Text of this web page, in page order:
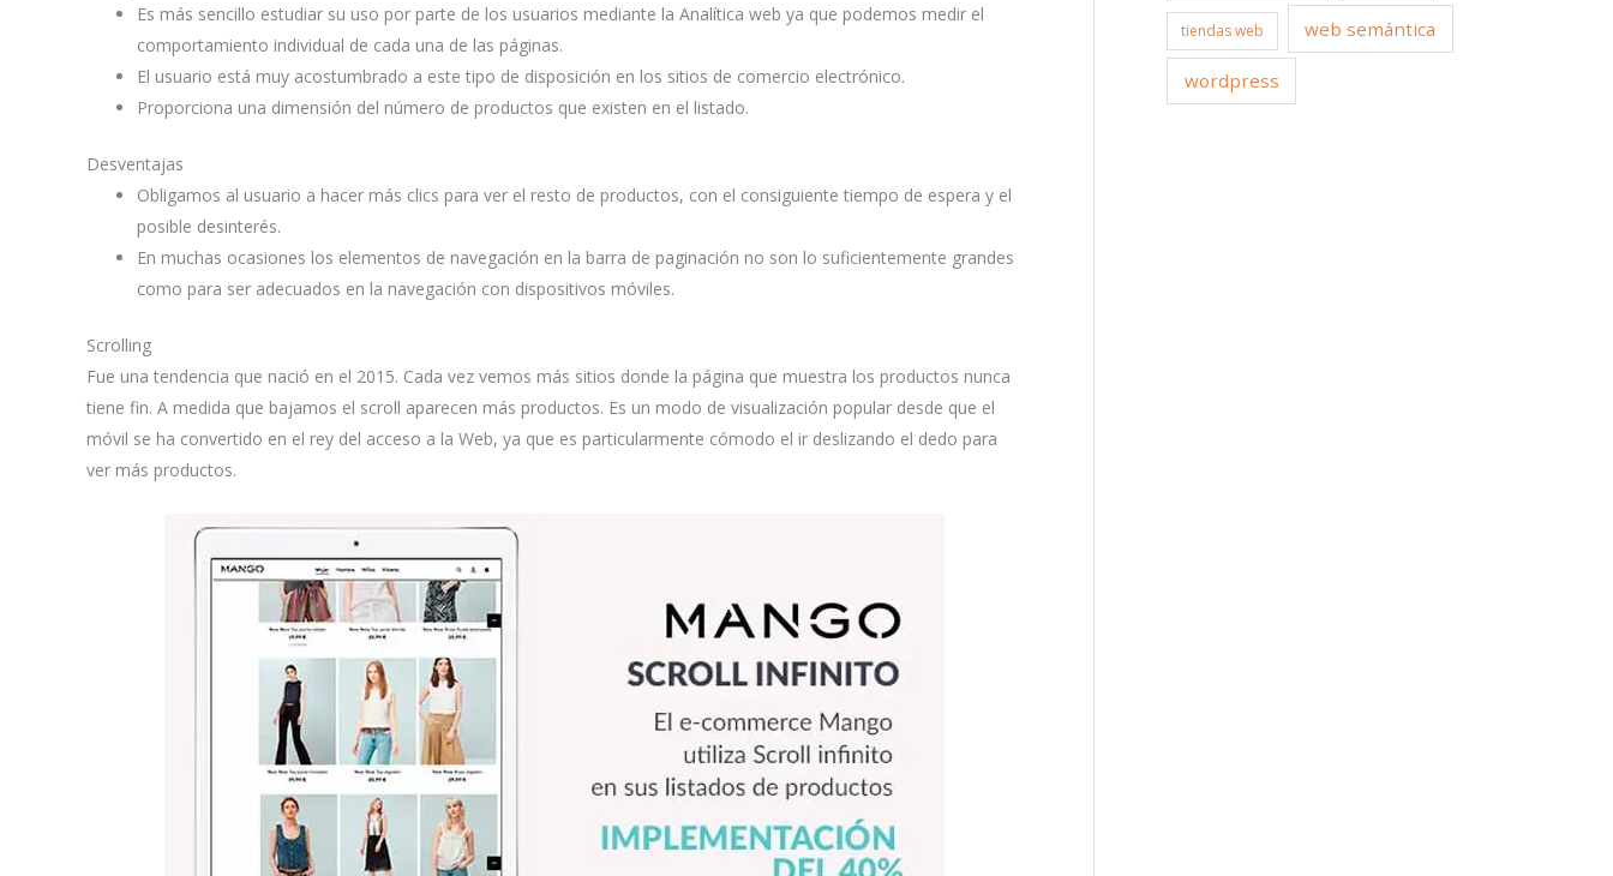
Es más sencillo estudiar su uso por parte de los usuarios mediante la Analítica web ya que podemos medir el
comportamiento individual de cada una de las páginas.
El usuario está muy acostumbrado a este tipo de disposición en los sitios de comercio electrónico.
Proporciona una dimensión del número de productos que existen en el listado.
Desventajas
Obligamos al usuario a hacer más clics para ver el resto de productos, con el consiguiente tiempo de espera y el
posible desinterés.
En muchas ocasiones los elementos de navegación en la barra de paginación no son lo suficientemente grandes
como para ser adecuados en la navegación con dispositivos móviles.
Scrolling
Fue una tendencia que nació en el 2015. Cada vez vemos más sitios donde la página que muestra los productos nunca
tiene fin. A medida que bajamos el scroll aparecen más productos. Es un modo de visualización popular desde que el
móvil se ha convertido en el rey del acceso a la Web, ya que es particularmente cómodo el ir deslizando el dedo para
ver más productos.
tiendas web web semántica
wordpress